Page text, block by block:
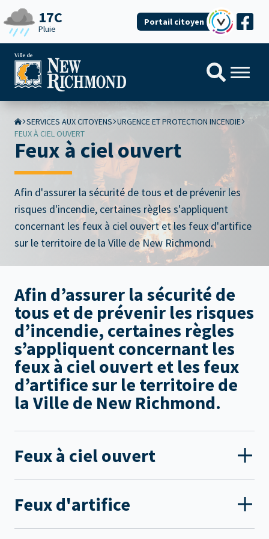
17C
Pluie
Portail citoyen
SERVICES AUX CITOYENS URGENCE ET PROTECTION INCENDIE
FEUX À CIEL OUVERT
Feux à ciel ouvert
Afin d'assurer la sécurité de tous et de prévenir les
risques d'incendie, certaines règles s'appliquent
concernant les feux à ciel ouvert et les feux d'artifice
sur le territoire de la Ville de New Richmond.
Afin d’assurer la sécurité de
tous et de prévenir les risques
d’incendie, certaines règles
s’appliquent concernant les
feux à ciel ouvert et les feux
d’artifice sur le territoire de
la Ville de New Richmond.
Feux à ciel ouvert
Feux d'artifice